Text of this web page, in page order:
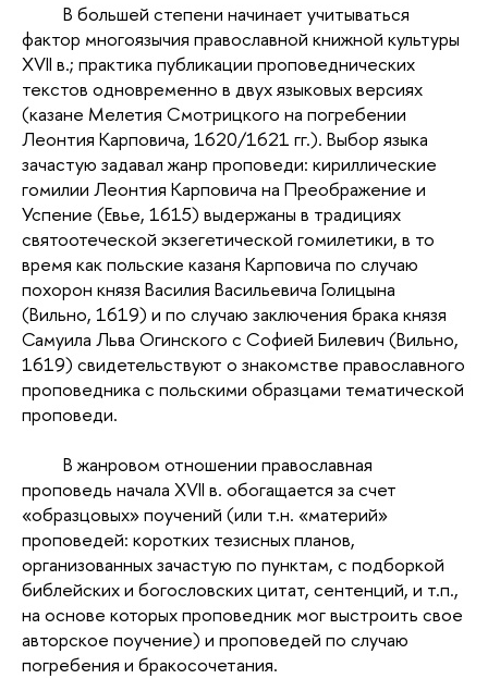
В большей степени начинает учитываться
фактор многоязычия православной книжной культуры
XVII в.; практика публикации проповеднических
текстов одновременно в двух языковых версиях
(казане Мелетия Смотрицкого на погребении
Леонтия Карповича, 1620/1621 гг.). Выбор языка
зачастую задавал жанр проповеди: кириллические
гомилии Леонтия Карповича на Преображение и
Успение (Евье, 1615) выдержаны в традициях
святоотеческой экзегетической гомилетики, в то
время как польские казаня Карповича по случаю
похорон князя Василия Васильевича Голицына
(Вильно, 1619) и по случаю заключения брака князя
Самуила Льва Огинского с Софией Билевич (Вильно,
1619) свидетельствуют о знакомстве православного
проповедника с польскими образцами тематической
проповеди.
В жанровом отношении православная
проповедь начала XVII в. обогащается за счет
«образцовых» поучений (или т.н. «материй»
проповедей: коротких тезисных планов,
организованных зачастую по пунктам, с подборкой
библейских и богословских цитат, сентенций, и т.п.,
на основе которых проповедник мог выстроить свое
авторское поучение) и проповедей по случаю
погребения и бракосочетания.